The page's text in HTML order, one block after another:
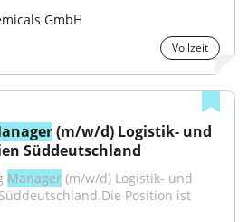
GmbH
Vollzeit
(m/w/d) Logistik- und
Süddeutschland
Manager (m/w/d) Logistik- und
Position ist